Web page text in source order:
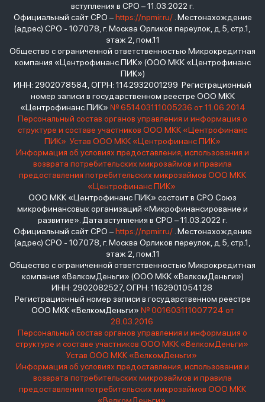
вступления в СРО – 11.03.2022 г.
Официальный сайт СРО –https://npmir.ru/. Местонахождение
(адрес) СРО - 107078, г. Москва Орликов переулок, д.5, стр.1,
этаж 2, пом.11
Общество с ограниченной ответственностью Микрокредитная
компания «Центрофинанс ПИК» (ООО МКК «Центрофинанс
ПИК»)
ИНН: 2902078584, ОГРН: 1142932001299 Регистрационный
номер записи в государственном реестре ООО МКК
«Центрофинанс ПИК» № 651403111005236 от 11.06.2014
Персональный состав органов управления и информация о
структуре и составе участников ООО МКК «Центрофинанс
ПИК» Устав ООО МКК «Центрофинанс ПИК»
Информация об условиях предоставления, использования и
возврата потребительских микрозаймов и правила
предоставления потребительских микрозаймов ООО МКК
«Центрофинанс ПИК»
ООО МКК «Центрофинанс ПИК» состоит в СРО Союз
микрофинансовых организаций «Микрофинансирование и
развитие». Дата вступления в СРО – 11.03.2022 г.
Официальный сайт СРО –https://npmir.ru/. Местонахождение
(адрес) СРО - 107078, г. Москва Орликов переулок, д.5, стр.1,
этаж 2, пом.11
Общество с ограниченной ответственностью Микрокредитная
компания «ВелкомДеньги» (ООО МКК «ВелкомДеньги»)
ИНН: 2902082527, ОГРН: 1162901054128
Регистрационный номер записи в государственном реестре
ООО МКК «ВелкомДеньги» № 001603111007724 от
28.03.2016
Персональный состав органов управления и информация о
структуре и составе участников ООО МКК «ВелкомДеньги»
Устав ООО МКК «ВелкомДеньги»
Информация об условиях предоставления, использования и
возврата потребительских микрозаймов и правила
предоставления потребительских микрозаймов ООО МКК